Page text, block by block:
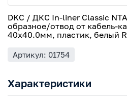
DKC / ДКС In-liner Classic
образное/отвод от кабель-
40х40.0мм, пластик, белый
Артикул: 01754
Характеристики